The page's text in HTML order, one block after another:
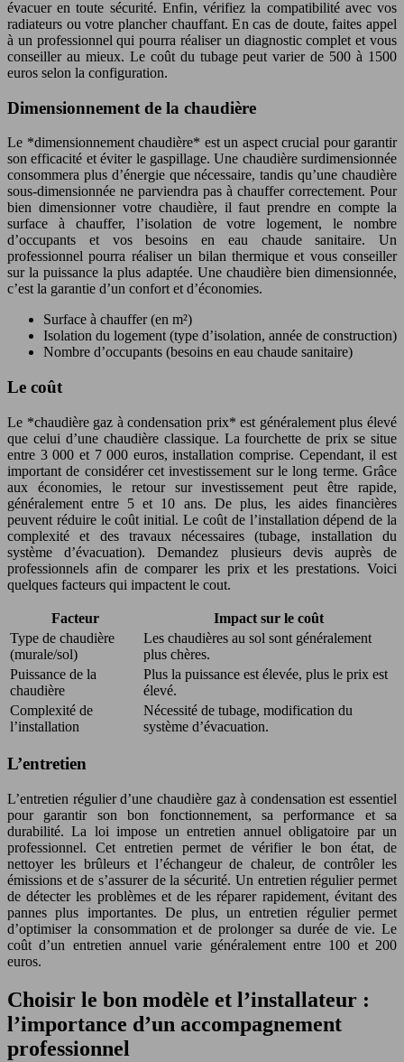
évacuer en toute sécurité. Enfin, vérifiez la compatibilité avec vos
radiateurs ou votre plancher chauffant. En cas de doute, faites appel
à un professionnel qui pourra réaliser un diagnostic complet et vous
conseiller au mieux. Le coût du tubage peut varier de 500 à 1500
euros selon la configuration.
Dimensionnement de la chaudière
Le *dimensionnement chaudière* est un aspect crucial pour garantir
son efficacité et éviter le gaspillage. Une chaudière surdimensionnée
consommera plus d’énergie que nécessaire, tandis qu’une chaudière
sous-dimensionnée ne parviendra pas à chauffer correctement. Pour
bien dimensionner votre chaudière, il faut prendre en compte la
surface à chauffer, l’isolation de votre logement, le nombre
d’occupants et vos besoins en eau chaude sanitaire. Un
professionnel pourra réaliser un bilan thermique et vous conseiller
sur la puissance la plus adaptée. Une chaudière bien dimensionnée,
c’est la garantie d’un confort et d’économies.
Surface à chauffer (en m²)
Isolation du logement (type d’isolation, année de construction)
Nombre d’occupants (besoins en eau chaude sanitaire)
Le coût
Le *chaudière gaz à condensation prix* est généralement plus élevé
que celui d’une chaudière classique. La fourchette de prix se situe
entre 3 000 et 7 000 euros, installation comprise. Cependant, il est
important de considérer cet investissement sur le long terme. Grâce
aux économies, le retour sur investissement peut être rapide,
généralement entre 5 et 10 ans. De plus, les aides financières
peuvent réduire le coût initial. Le coût de l’installation dépend de la
complexité et des travaux nécessaires (tubage, installation du
système d’évacuation). Demandez plusieurs devis auprès de
professionnels afin de comparer les prix et les prestations. Voici
quelques facteurs qui impactent le cout.
Facteur
Impact sur le coût
Type de chaudière
(murale/sol)
Les chaudières au sol sont généralement
plus chères.
Puissance de la
chaudière
Plus la puissance est élevée, plus le prix est
élevé.
Complexité de
l’installation
Nécessité de tubage, modification du
système d’évacuation.
L’entretien
L’entretien régulier d’une chaudière gaz à condensation est essentiel
pour garantir son bon fonctionnement, sa performance et sa
durabilité. La loi impose un entretien annuel obligatoire par un
professionnel. Cet entretien permet de vérifier le bon état, de
nettoyer les brûleurs et l’échangeur de chaleur, de contrôler les
émissions et de s’assurer de la sécurité. Un entretien régulier permet
de détecter les problèmes et de les réparer rapidement, évitant des
pannes plus importantes. De plus, un entretien régulier permet
d’optimiser la consommation et de prolonger sa durée de vie. Le
coût d’un entretien annuel varie généralement entre 100 et 200
euros.
Choisir le bon modèle et l’installateur :
l’importance d’un accompagnement
professionnel